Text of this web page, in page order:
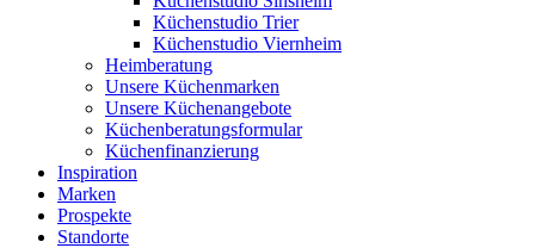
Küchenstudio Trier
Küchenstudio Viernheim
Heimberatung
Unsere Küchenmarken
Unsere Küchenangebote
Küchenberatungsformular
Küchenfinanzierung
Inspiration
Marken
Prospekte
Standorte